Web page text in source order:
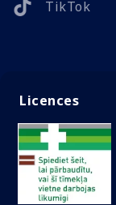
TikTok
Licences